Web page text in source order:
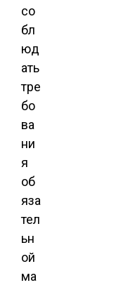
со
бл
юд
ать
тре
бо
ва
ни
я
об
яза
тел
ьн
ой
ма